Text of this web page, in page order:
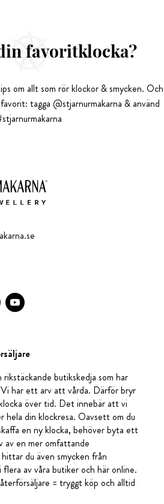
favoritklocka?
om allt som rör klockor & smycken. Och
tagga @stjarnurmakarna & använd
rikstäckande butikskedja som har
har ett arv att vårda. Därför bryr
över tid. Det innebär att vi
hela din klockresa. Oavsett om du
en ny klocka, behöver byta ett
av en mer omfattande
du även smycken från
flera av våra butiker och här online.
= tryggt köp och alltid